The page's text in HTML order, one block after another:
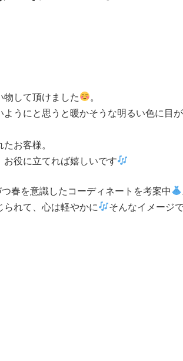
して頂けました
。
うにと思うと暖かそうな明るい色に目
お客様。
役に立てれば嬉しいです
春を意識したコーディネートを考案中
られて、心は軽やかに
そんなイメージ